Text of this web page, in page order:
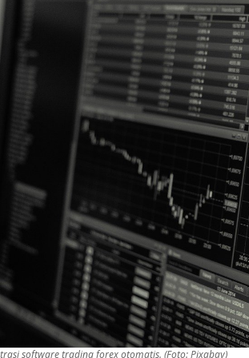
software trading forex otomatis. (Foto: Pixabay)